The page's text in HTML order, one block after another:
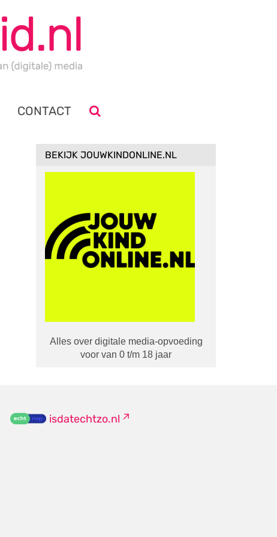
CONTACT
BEKIJK JOUWKINDONLINE.NL
Alles over digitale media-opvoeding
voor van 0 t/m 18 jaar
isdatechtzo.nl